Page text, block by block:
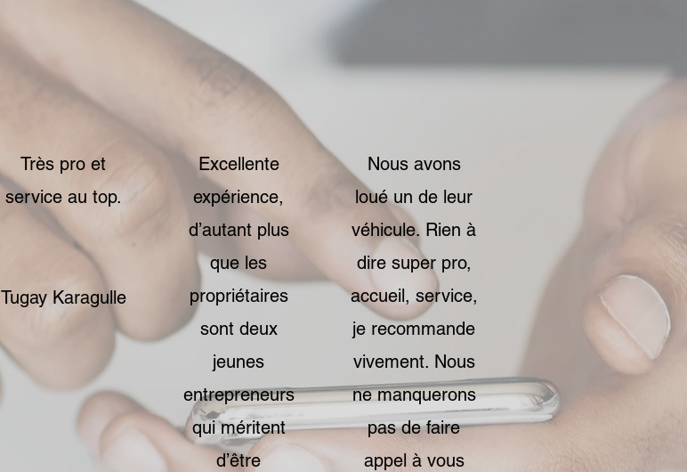
Très pro et
service au top.
Tugay Karagulle
Excellente
expérience,
d’autant plus
que les
propriétaires
sont deux
jeunes
entrepreneurs
qui méritent
d’être
Nous avons
loué un de leur
véhicule. Rien à
dire super pro,
accueil, service,
je recommande
vivement. Nous
ne manquerons
pas de faire
appel à vous